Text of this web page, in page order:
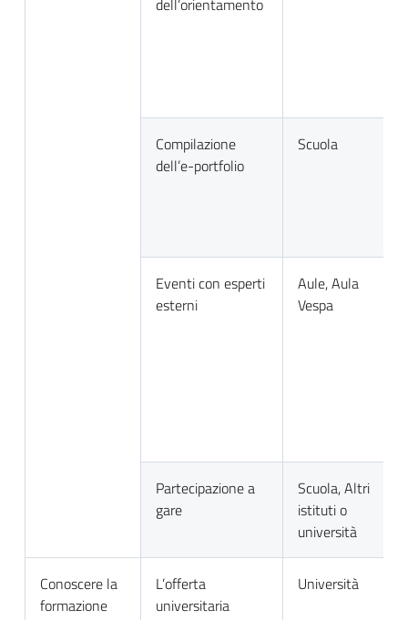
dell’orientamento
Compilazione
dell’e-portfolio
Scuola
Eventi con esperti
esterni
Aule, Aula
Vespa
Partecipazione a
gare
Scuola, Altri
istituti o
università
Conoscere la
formazione
L’offerta
universitaria
Università